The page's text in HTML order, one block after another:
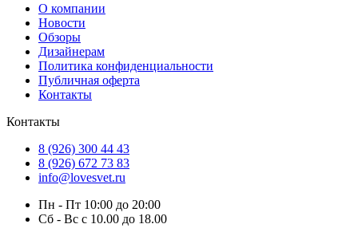
О компании
Новости
Обзоры
Дизайнерам
Политика конфиденциальности
Публичная оферта
Контакты
Контакты
8 (926) 300 44 43
8 (926) 672 73 83
info@lovesvet.ru
Пн - Пт 10:00 до 20:00
Сб - Вс с 10.00 до 18.00